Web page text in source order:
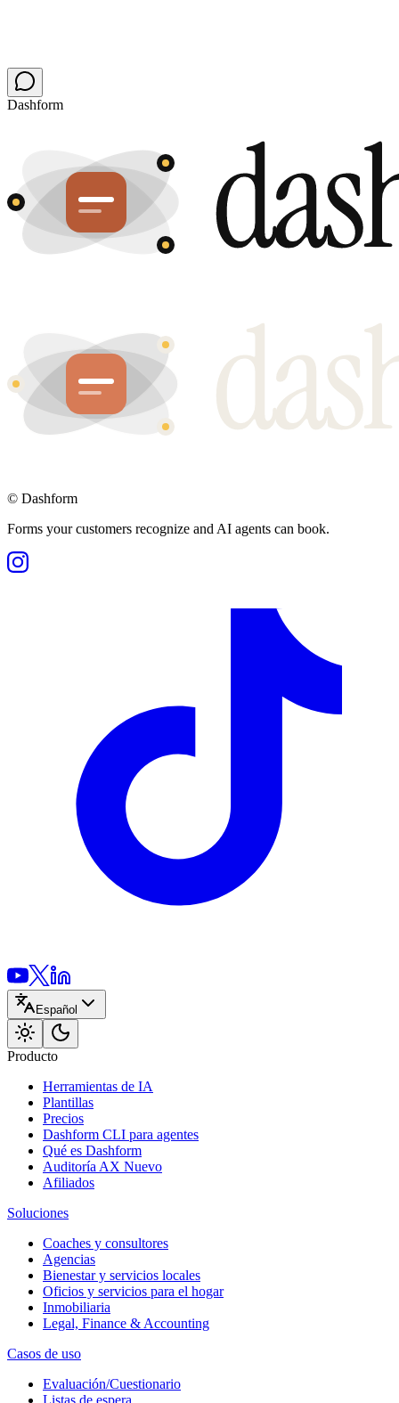
Dashform
© Dashform
Forms your customers recognize and AI agents can book.
Español
Producto
Herramientas de IA
Plantillas
Precios
Dashform CLI para agentes
Qué es Dashform
Auditoría AX Nuevo
Afiliados
Soluciones
Coaches y consultores
Agencias
Bienestar y servicios locales
Oficios y servicios para el hogar
Inmobiliaria
Legal, Finance & Accounting
Casos de uso
Evaluación/Cuestionario
Listas de espera